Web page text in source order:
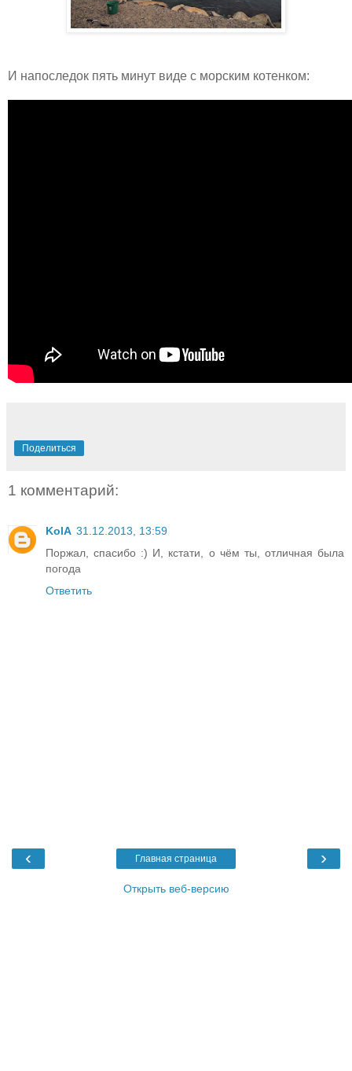
И напоследок пять минут виде с морским котенком:
Поделиться
1 комментарий:
KolA 31.12.2013, 13:59
Поржал, спасибо :) И, кстати, о чём ты, отличная была
погода
Ответить
‹ ›
Главная страница
Открыть веб-версию